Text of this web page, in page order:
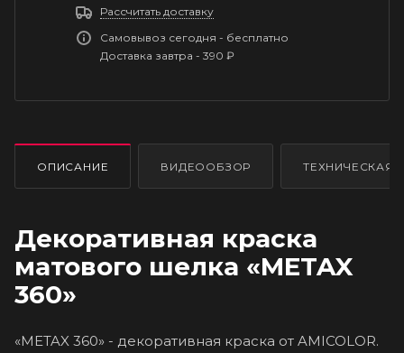
Рассчитать доставку
Самовывоз сегодня - бесплатно
Доставка завтра - 390 ₽
ОПИСАНИЕ ВИДЕООБЗОР ТЕХНИЧЕСКАЯ
Декоративная краска
матового шелка «METAX
360»
«METAX 360» - декоративная краска от AMICOLOR.